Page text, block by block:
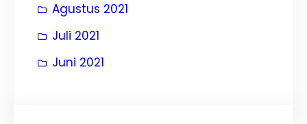
Agustus 2021
Juli 2021
Juni 2021